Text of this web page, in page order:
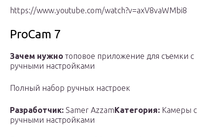
https://www.youtube.com/watch?v=axV8vaWMbi8
ProCam 7
Зачем нужно топовое приложение для съемки с
ручными настройками
Полный набор ручных настроек
Разработчик: Samer AzzamКатегория: Камеры с
ручными настройками